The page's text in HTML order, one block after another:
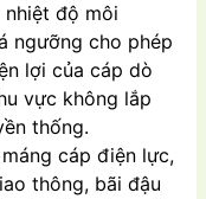
độ môi
ngưỡng cho phép
lợi của cáp dò
vực không lắp
thống.
cáp điện lực,
thông, bãi đậu